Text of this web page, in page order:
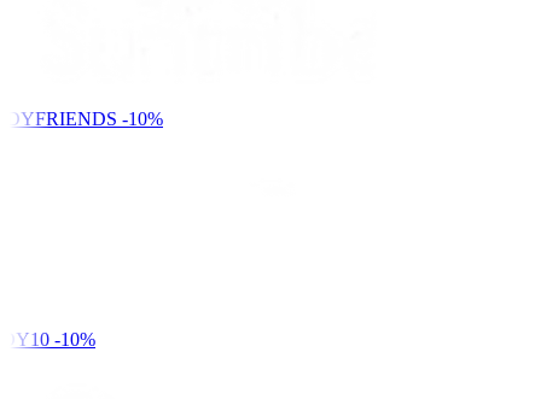
-10%
-10%